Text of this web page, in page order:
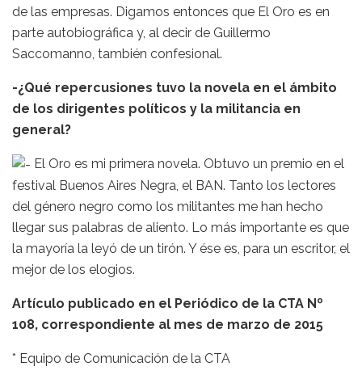
de las empresas. Digamos entonces que El Oro es en
parte autobiográfica y, al decir de Guillermo
Saccomanno, también confesional.
-¿Qué repercusiones tuvo la novela en el ámbito
de los dirigentes políticos y la militancia en
general?
El Oro es mi primera novela. Obtuvo un premio en el
festival Buenos Aires Negra, el BAN. Tanto los lectores
del género negro como los militantes me han hecho
llegar sus palabras de aliento. Lo más importante es que
la mayoría la leyó de un tirón. Y ése es, para un escritor, el
mejor de los elogios.
Artículo publicado en el Periódico de la CTA Nº
108, correspondiente al mes de marzo de 2015
* Equipo de Comunicación de la CTA